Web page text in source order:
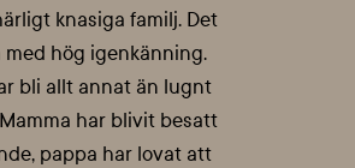
knasiga familj. Det
hög igenkänning.
bli allt annat än lugnt
har blivit besatt
pappa har lovat att